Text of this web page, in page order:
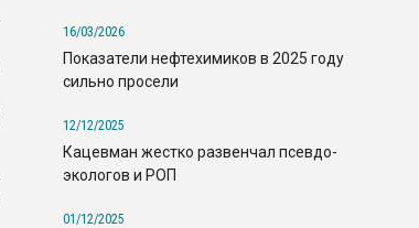
16/03/2026
Показатели нефтехимиков в 2025 году
сильно просели
12/12/2025
Кацевман жестко развенчал псевдо-
экологов и РОП
01/12/2025